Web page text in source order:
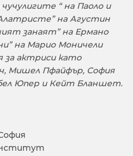
“ на Паоло и
на Агустин
занаят” на Ермано
на Марио Моничели
за актриси като
Мишел Пфайфър, София
Юпер и Кейт Бланшет.